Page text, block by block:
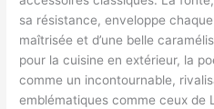
sa résistance, enveloppe
maîtrisée et d’une belle
pour la cuisine en extérieur, la
comme un incontournable,
emblématiques comme ceux de